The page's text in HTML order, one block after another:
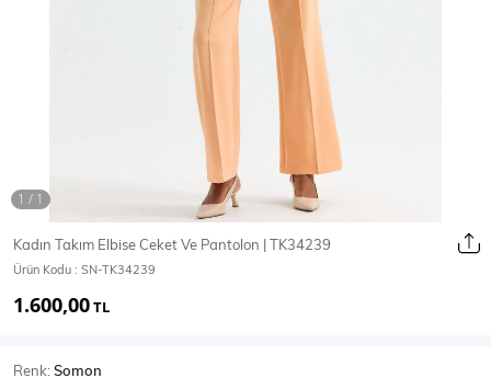
Mont & Kaban Yağmurluk
T-Shirt
Kadın Takım Elbise Ceket Ve Pantolon | TK34239
Ürün Kodu : SN-TK34239
1.600,00TL
Renk:Somon